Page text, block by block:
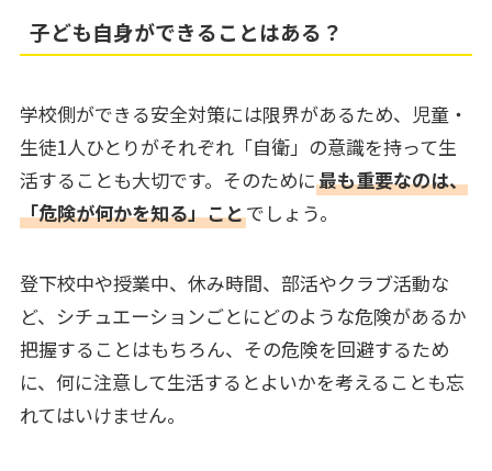
子ども自身ができることはある？
学校側ができる安全対策には限界があるため、児童・
生徒1人ひとりがそれぞれ「自衛」の意識を持って生
活することも大切です。そのために最も重要なのは、
「危険が何かを知る」ことでしょう。
登下校中や授業中、休み時間、部活やクラブ活動な
ど、シチュエーションごとにどのような危険があるか
把握することはもちろん、その危険を回避するため
に、何に注意して生活するとよいかを考えることも忘
れてはいけません。